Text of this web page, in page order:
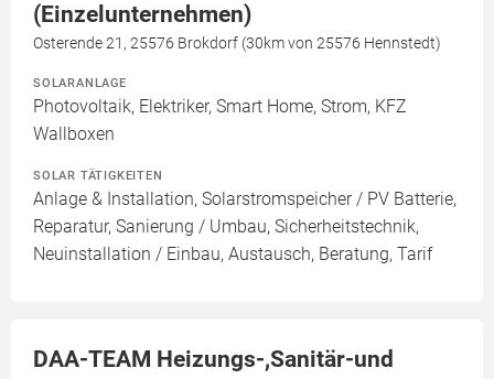
(Einzelunternehmen)
Osterende 21, 25576 Brokdorf (30km von 25576 Hennstedt)
SOLARANLAGE
Photovoltaik, Elektriker, Smart Home, Strom, KFZ
Wallboxen
SOLAR TÄTIGKEITEN
Anlage & Installation, Solarstromspeicher / PV Batterie,
Reparatur, Sanierung / Umbau, Sicherheitstechnik,
Neuinstallation / Einbau, Austausch, Beratung, Tarif
DAA-TEAM Heizungs-,Sanitär-und